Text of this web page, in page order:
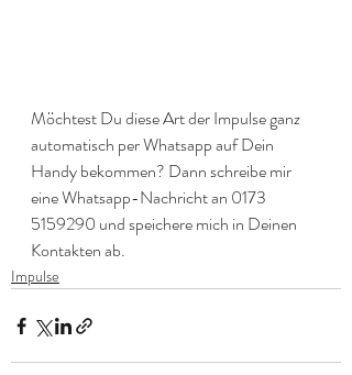
Möchtest Du diese Art der Impulse ganz
automatisch per Whatsapp auf Dein
Handy bekommen? Dann schreibe mir
eine Whatsapp-Nachricht an 0173
5159290 und speichere mich in Deinen
Kontakten ab.
Impulse